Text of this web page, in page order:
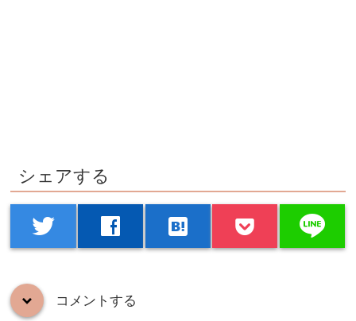
シェアする
twitter facebook hatenabookmark line
down コメントする